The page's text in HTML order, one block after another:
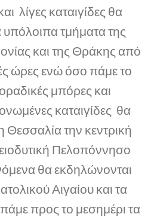
λίγες καταιγίδες θα
τμήματα της
και της Θράκης από
ώρες ενώ όσο πάμε το
μπόρες και
καταιγίδες θα
Θεσσαλία την κεντρική
Πελοπόννησο
θα εκδηλώνονται
Αιγαίου και τα
προς το μεσημέρι τα